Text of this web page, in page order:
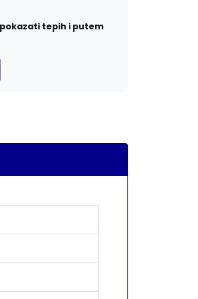
tepih i putem